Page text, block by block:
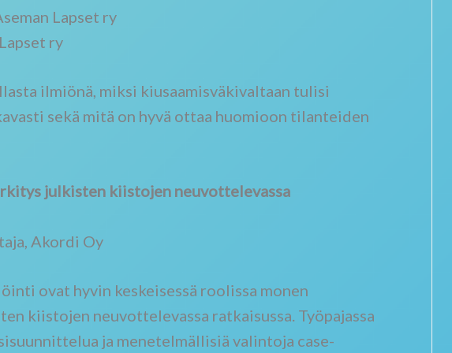
Lapset ry
ry
ilmiönä, miksi kiusaamisväkivaltaan tulisi
sekä mitä on hyvä ottaa huomioon tilanteiden
julkisten kiistojen neuvottelevassa
Akordi Oy
ovat hyvin keskeisessä roolissa monen
kiistojen neuvottelevassa ratkaisussa. Työpajassa
ja menetelmällisiä valintoja case-